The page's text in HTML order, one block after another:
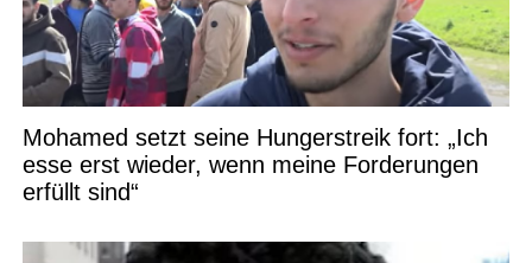
Mohamed setzt seine Hungerstreik fort: „Ich
esse erst wieder, wenn meine Forderungen
erfüllt sind“